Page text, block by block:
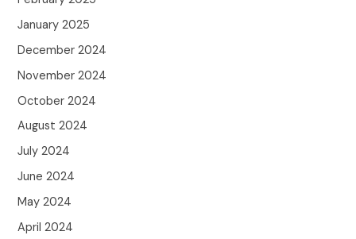
January 2025
December 2024
November 2024
October 2024
August 2024
July 2024
June 2024
May 2024
April 2024